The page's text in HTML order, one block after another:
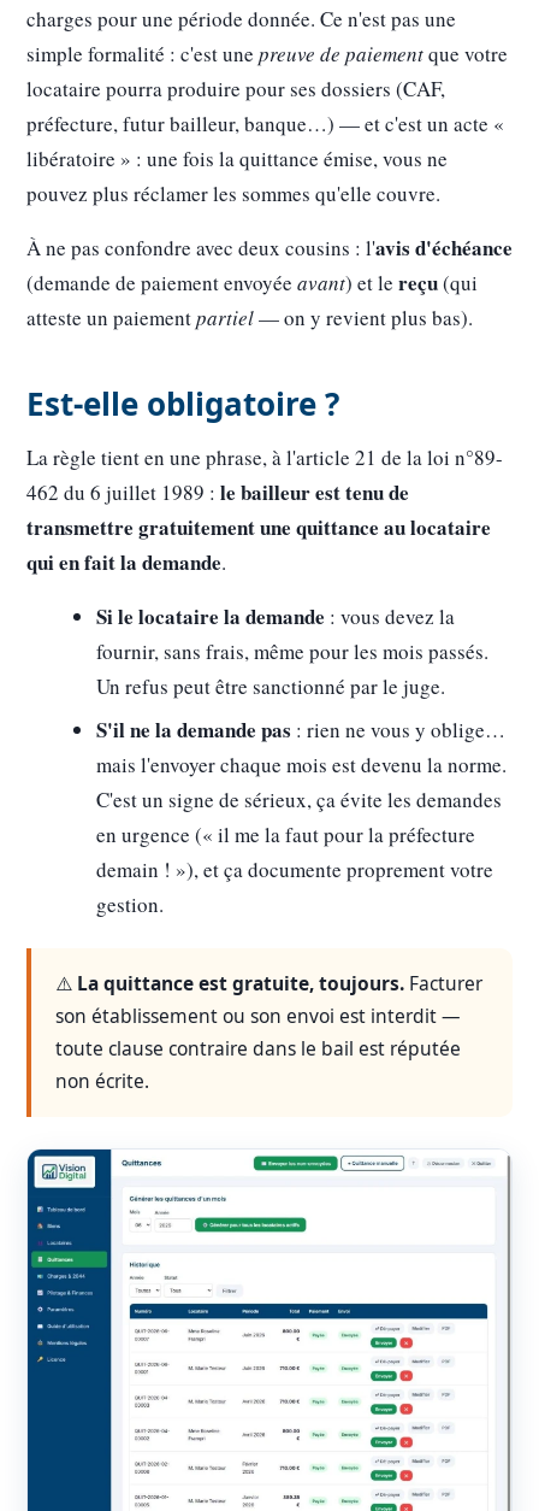
charges pour une période donnée. Ce n'est pas une
simple formalité : c'est une preuve de paiementque votre
locataire pourra produire pour ses dossiers (CAF,
préfecture, futur bailleur, banque…) — et c'est un acte «
libératoire » : une fois la quittance émise, vous ne
pouvez plus réclamer les sommes qu'elle couvre.
À ne pas confondre avec deux cousins : l'avis d'échéance
(demande de paiement envoyée avant) et le reçu(qui
atteste un paiementpartiel— on y revient plus bas).
Est-elle obligatoire ?
La règle tient en une phrase, à l'article 21 de la loi n°89-
462 du 6 juillet 1989 : le bailleur est tenu de
transmettre gratuitement une quittance au locataire
qui en fait la demande.
Si le locataire la demande : vous devez la
fournir, sans frais, même pour les mois passés.
Un refus peut être sanctionné par le juge.
S'il ne la demande pas : rien ne vous y oblige…
mais l'envoyer chaque mois est devenu la norme.
C'est un signe de sérieux, ça évite les demandes
en urgence (« il me la faut pour la préfecture
demain ! »), et ça documente proprement votre
gestion.
⚠️ La quittance est gratuite, toujours. Facturer
son établissement ou son envoi est interdit —
toute clause contraire dans le bail est réputée
non écrite.